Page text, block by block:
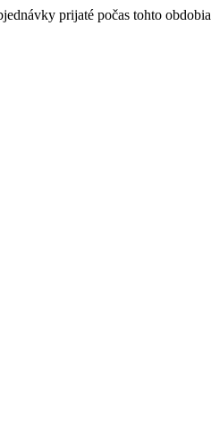
prijaté počas tohto